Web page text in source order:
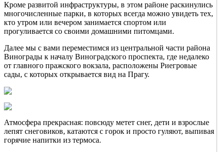
Кроме развитой инфраструктуры, в этом районе раскинулись
многочисленные парки, в которых всегда можно увидеть тех,
кто утром или вечером занимается спортом или
прогуливается со своими домашними питомцами.
Далее мы с вами переместимся из центральной части района
Винограды к началу Виноградского проспекта, где недалеко
от главного пражского вокзала, расположены Риегровые
сады, с которых открывается вид на Прагу.
Атмосфера прекрасная: повсюду метет снег, дети и взрослые
лепят снеговиков, катаются с горок и просто гуляют, выпивая
горячие напитки из термоса.